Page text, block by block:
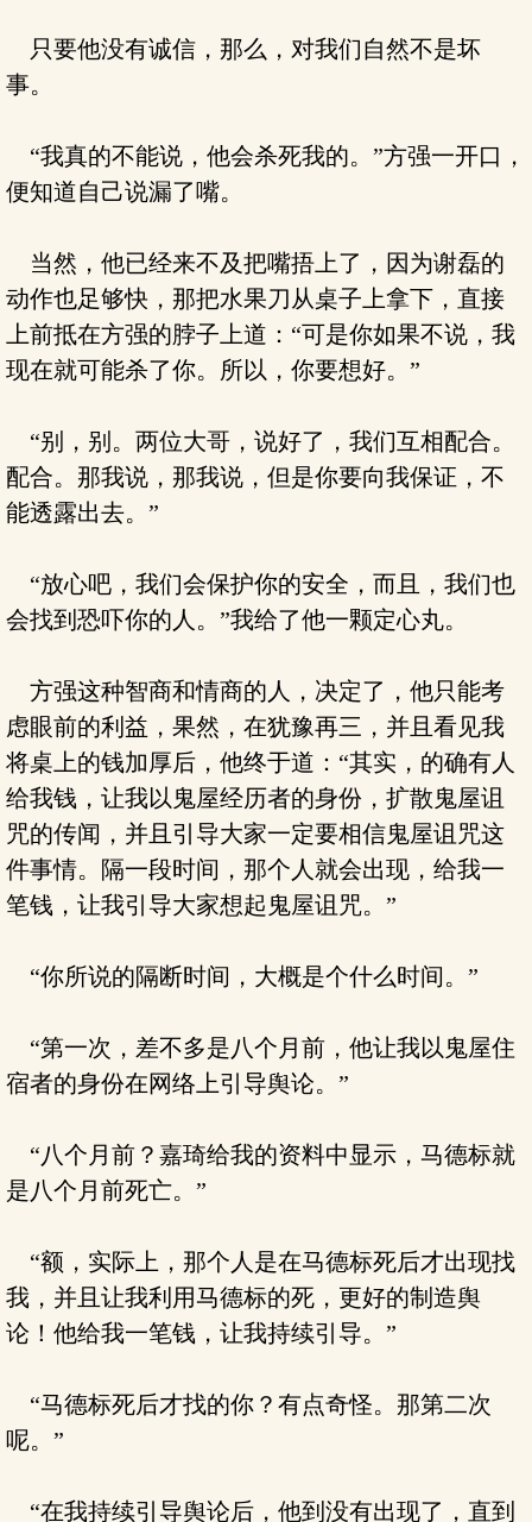
只要他没有诚信，那么，对我们自然不是坏
事。
“我真的不能说，他会杀死我的。”方强一开口，
便知道自己说漏了嘴。
当然，他已经来不及把嘴捂上了，因为谢磊的
动作也足够快，那把水果刀从桌子上拿下，直接
上前抵在方强的脖子上道：“可是你如果不说，我
现在就可能杀了你。所以，你要想好。”
“别，别。两位大哥，说好了，我们互相配合。
配合。那我说，那我说，但是你要向我保证，不
能透露出去。”
“放心吧，我们会保护你的安全，而且，我们也
会找到恐吓你的人。”我给了他一颗定心丸。
方强这种智商和情商的人，决定了，他只能考
虑眼前的利益，果然，在犹豫再三，并且看见我
将桌上的钱加厚后，他终于道：“其实，的确有人
给我钱，让我以鬼屋经历者的身份，扩散鬼屋诅
咒的传闻，并且引导大家一定要相信鬼屋诅咒这
件事情。隔一段时间，那个人就会出现，给我一
笔钱，让我引导大家想起鬼屋诅咒。”
“你所说的隔断时间，大概是个什么时间。”
“第一次，差不多是八个月前，他让我以鬼屋住
宿者的身份在网络上引导舆论。”
“八个月前？嘉琦给我的资料中显示，马德标就
是八个月前死亡。”
“额，实际上，那个人是在马德标死后才出现找
我，并且让我利用马德标的死，更好的制造舆
论！他给我一笔钱，让我持续引导。”
“马德标死后才找的你？有点奇怪。那第二次
呢。”
“在我持续引导舆论后，他到没有出现了，直到